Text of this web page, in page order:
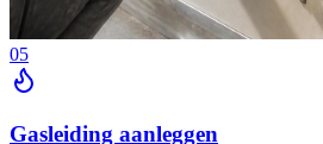
05
Gasleiding aanleggen